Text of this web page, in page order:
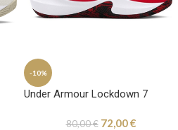
-10%
Under Armour Lockdown 7
80,00€ 72,00€